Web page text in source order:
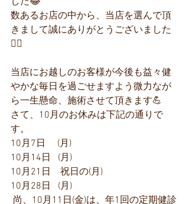
数あるお店の中から、当店を選んで頂
きまして誠にありがとうございました
🙇‍♀️
当店にお越しのお客様が今後も益々健
やかな毎日を過ごせますよう微力なが
ら一生懸命、施術させて頂きます💪
さて、10月のお休みは下記の通りで
す。
10月7日     (月)
10月14日   (月)
10月21日    祝日の(月)
10月28日   (月)